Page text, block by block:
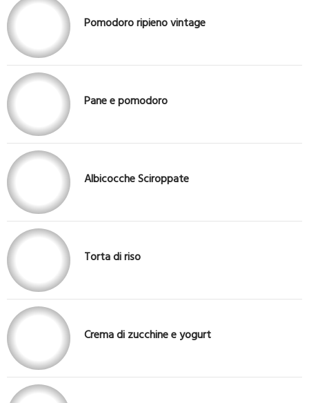
Pomodoro ripieno vintage
Pane e pomodoro
Albicocche Sciroppate
Torta di riso
Crema di zucchine e yogurt